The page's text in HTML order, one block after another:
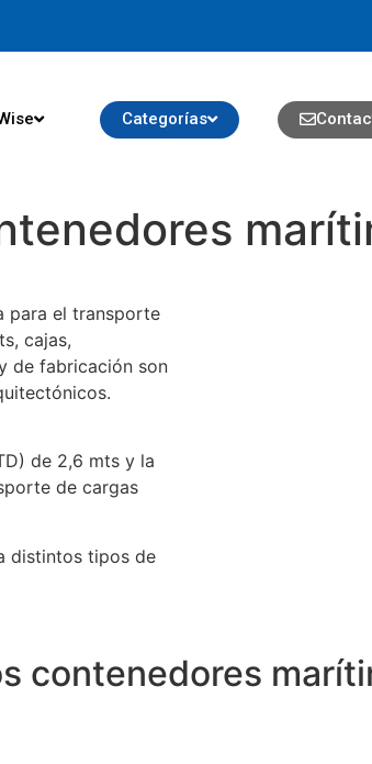
Categorías
para el transporte
cajas,
de fabricación son
de 2,6 mts y la
de cargas
distintos tipos de
contenedores